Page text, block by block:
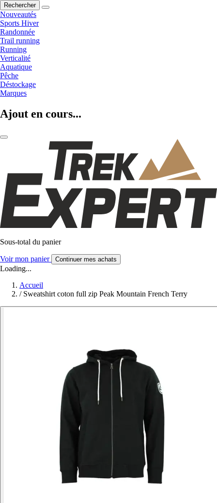
Rechercher
Nouveautés
Sports Hiver
Randonnée
Trail running
Running
Verticalité
Aquatique
Pêche
Déstockage
Marques
Ajout en cours...
Sous-total du panier
Voir mon panier Continuer mes achats
Loading...
Accueil
/ Sweatshirt coton full zip Peak Mountain French Terry